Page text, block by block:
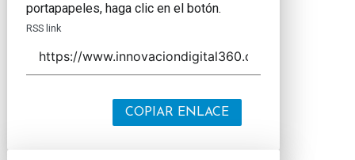
portapapeles, haga clic en el botón.
RSS link
COPIAR ENLACE